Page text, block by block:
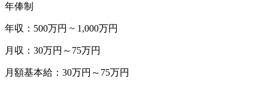
年俸制
年収：500万円 ~ 1,000万円
月収：30万円～75万円
月額基本給：30万円～75万円